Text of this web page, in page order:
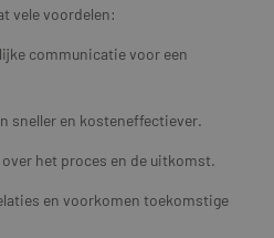
vele voordelen:
communicatie voor een
sneller en kosteneffectiever.
het proces en de uitkomst.
en voorkomen toekomstige